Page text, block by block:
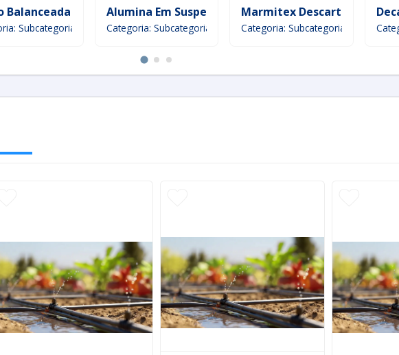
Balanceada Para Aves
Subcategoria
Alumina Em Suspensão Para Polimento
Categoria: Subcategoria
Marmitex Descartável
Categoria: Subcategoria